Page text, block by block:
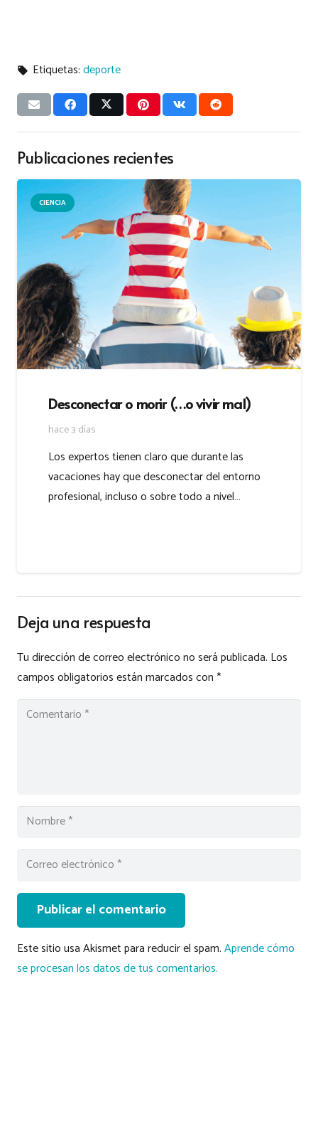
local_offer Etiquetas:deporte
Publicaciones recientes
CIENCIA
Desconectar o morir (…o vivir mal)
hace 3 días
Los expertos tienen claro que durante las
vacaciones hay que desconectar del entorno
profesional, incluso o sobre todo a nivel…
Deja una respuesta
Tu dirección de correo electrónico no será publicada. Los
campos obligatorios están marcados con*
Publicar el comentario
Este sitio usa Akismet para reducir el spam.Aprende cómo
se procesan los datos de tus comentarios.